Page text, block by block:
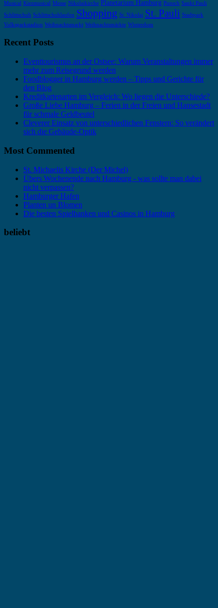
Musical Kiezmusical Messe Nikolaikirche Planetarium Hamburg Punsch Sankt Pauli
Schlittschuh Schlittschuhlaufen Shopping St. Nikolai St. Pauli Stadtpark
Volksparkstadion Weihnachtsmarkt Weihnachtsmärkte Winterdom
Recent Posts
Eventtourismus an der Ostsee: Warum Veranstaltungen immer
mehr zum Reisegrund werden
Foodblogger in Hamburg werden – Tipps und Gerichte für
den Blog
Kreditkartenarten im Vergleich: Wo liegen die Unterschiede?
Große Liebe Hamburg – Ferien in der Freien und Hansestadt
für schmale Geldbeutel
Cleverer Einsatz von unterschiedlichen Fenstern: So verändert
sich die Gebäude-Optik
Most Commented
St. Michaelis Kirche (Der Michel)
Übers Wochenende nach Hamburg - was sollte man dabei
nicht verpassen?
Hamburger Hafen
Planten un Blomen
Die besten Spielbanken und Casinos in Hamburg
beliebt